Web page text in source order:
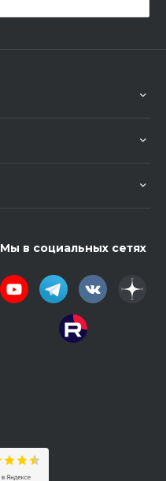
Мы в социальных сетях